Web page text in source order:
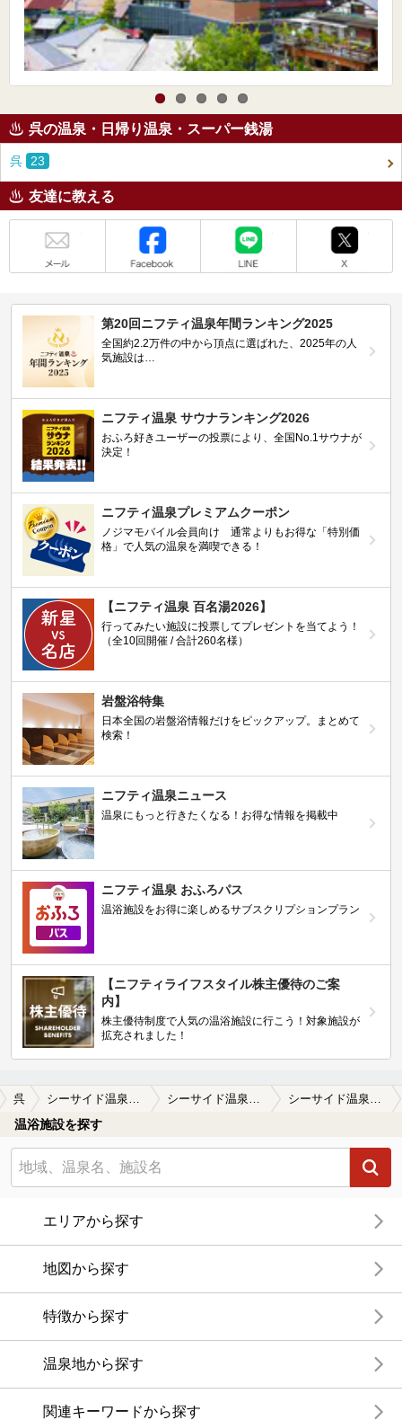
呉の温泉・日帰り温泉・スーパー銭湯
呉 23
友達に教える
第20回ニフティ温泉年間ランキング2025
全国約2.2万件の中から頂点に選ばれた、2025年の人
気施設は…
ニフティ温泉 サウナランキング2026
おふろ好きユーザーの投票により、全国No.1サウナが
決定！
ニフティ温泉プレミアムクーポン
ノジマモバイル会員向け 通常よりもお得な「特別価
格」で人気の温泉を満喫できる！
【ニフティ温泉 百名湯2026】
行ってみたい施設に投票してプレゼントを当てよう！
（全10回開催 / 合計260名様）
岩盤浴特集
日本全国の岩盤浴情報だけをピックアップ。まとめて
検索！
ニフティ温泉ニュース
温泉にもっと行きたくなる！お得な情報を掲載中
ニフティ温泉 おふろパス
温浴施設をお得に楽しめるサブスクリプションプラン
【ニフティライフスタイル株主優待のご案
内】
株主優待制度で人気の温浴施設に行こう！対象施設が
拡充されました！
呉
温浴施設を探す
エリアから探す
地図から探す
特徴から探す
温泉地から探す
関連キーワードから探す